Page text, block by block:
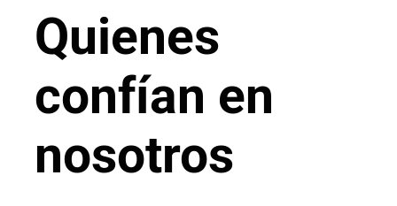
Quienes
confían en
nosotros